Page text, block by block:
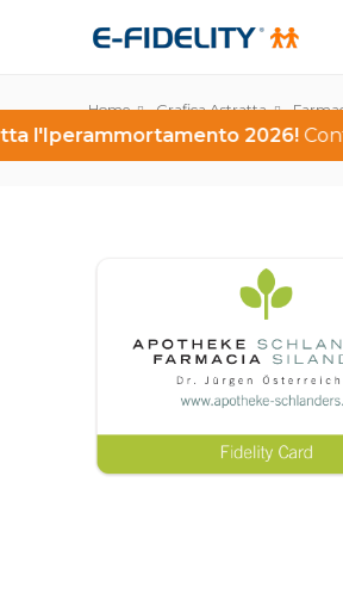
l'Iperammortamento 2026!
Home Grafica Astratta